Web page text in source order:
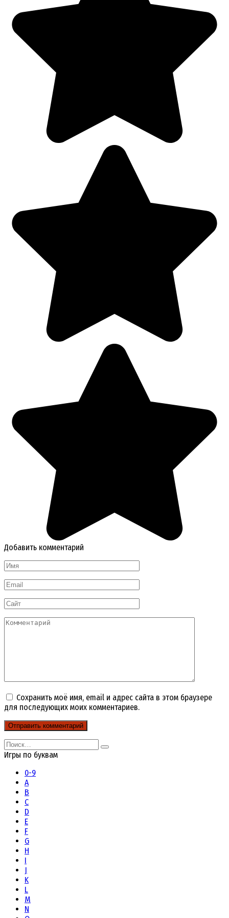
Добавить комментарий
Имя
*
Email
*
Сайт
Комментарий
Сохранить моё имя, email и адрес сайта в этом браузере
для последующих моих комментариев.
Search
for:
Игры по буквам
0-9
A
B
C
D
E
F
G
H
I
J
K
L
M
N